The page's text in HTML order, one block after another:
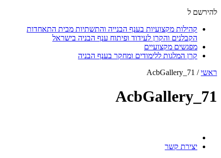
להירשם ל
קהילות מקצועיות בענף הבנייה והתשתיות מבית התאחדות
הקבלנים והקרן לעידוד ופיתוח ענף הבניה בישראל
מפגשים מקצועיים
קרן המלגות ללימודים ומחקר בענף הבניה
ראשי/
AcbGallery_71
AcbGallery_71
יצירת קשר